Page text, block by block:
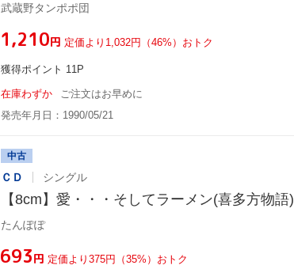
武蔵野タンポポ団
¥1,210円 定価より1,032円（46%）おトク
獲得ポイント 11P
在庫わずか
ご注文はお早めに
発売年月日：1990/05/21
中古
ＣＤ シングル
【8cm】愛・・・そしてラーメン(喜多方物語)
たんぽぽ
¥693円 定価より375円（35%）おトク